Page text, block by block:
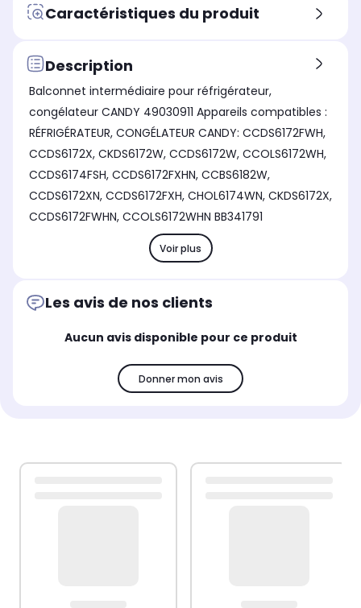
Caractéristiques du produit
Description
Balconnet intermédiaire pour réfrigérateur,
congélateur CANDY 49030911 Appareils compatibles :
RÉFRIGÉRATEUR, CONGÉLATEUR CANDY: CCDS6172FWH,
CCDS6172X, CKDS6172W, CCDS6172W, CCOLS6172WH,
CCDS6174FSH, CCDS6172FXHN, CCBS6182W,
CCDS6172XN, CCDS6172FXH, CHOL6174WN, CKDS6172X,
CCDS6172FWHN, CCOLS6172WHN BB341791
Voir plus
Les avis de nos clients
Aucun avis disponible pour ce produit
Donner mon avis